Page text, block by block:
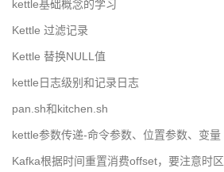
kettle基础概念的学习
Kettle 过滤记录
Kettle 替换NULL值
kettle日志级别和记录日志
pan.sh和kitchen.sh
kettle参数传递-命令参数、位置参数、变量
Kafka根据时间重置消费offset，要注意时区